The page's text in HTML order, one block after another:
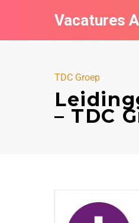
Vacatures
TDC Groep
– TDC